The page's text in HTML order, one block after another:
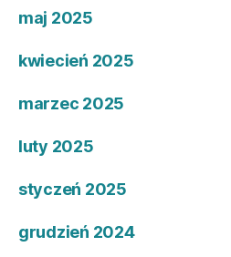
maj 2025
kwiecień 2025
marzec 2025
luty 2025
styczeń 2025
grudzień 2024